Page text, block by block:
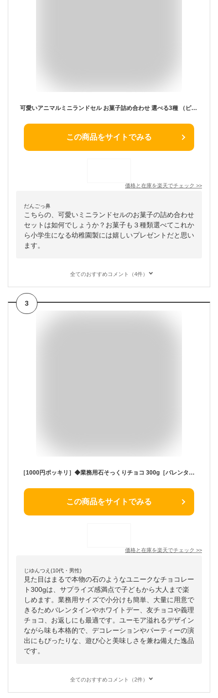
可愛いアニマルミニランドセル お菓子詰め合わせ 選べる3種 （ピンク・うさぎさん、ブルー・くまさん、パープル・ねこさん） チョコレート クッキー プレゼント ギフト お礼 お返し 内祝 卒園 卒業 入園 入学 子供 イベント 景品 ドール 人形用 ホワイトデー バレンタイン
この商品をサイトでみる
価格と在庫を楽天でチェック >>
だんごっ鼻
こちらの、可愛いミニランドセルのお菓子の詰め合わせ
セットは如何でしょうか？お菓子も３種類選べてこれか
ら小学生になる幼稚園製には嬉しいプレゼントだと思い
ます。
全てのおすすめコメント（4件）
3
［1000円ポッキリ］◆業務用石そっくりチョコ 300g［バレンタイン ホワイトデー 大量 デコレーション 小分け おもしろ 石っころチョコ お返し 大容量 子供 お菓子 義理チョコ 友チョコ 面白い 月の小石チョコ サプライズ 会社］
この商品をサイトでみる
価格と在庫を楽天でチェック >>
じゆんつえ(10代・男性)
見た目はまるで本物の石のようなユニークなチョコレー
ト300gは、サプライズ感満点で子どもから大人まで楽
しめます。業務用サイズで小分けも簡単、大量に用意で
きるためバレンタインやホワイトデー、友チョコや義理
チョコ、お返しにも最適です。ユーモア溢れるデザイン
ながら味も本格的で、デコレーションやパーティーの演
出にもぴったりな、遊び心と美味しさを兼ね備えた逸品
です。
全てのおすすめコメント（2件）